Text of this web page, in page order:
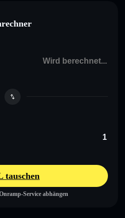
tauschen
Service abhängen